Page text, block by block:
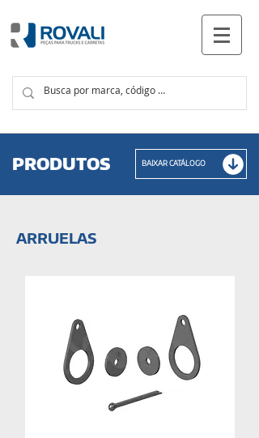
PRODUTOS
PRODUTOS BAIXAR CATÁLOGO
ARRUELAS